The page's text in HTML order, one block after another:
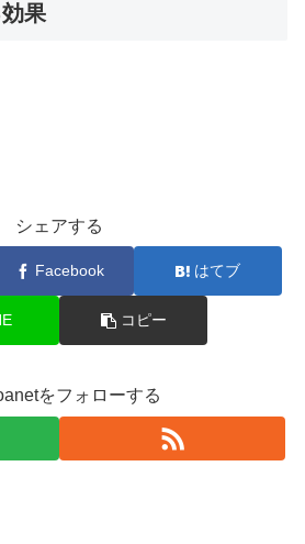
果
シェアする
Facebook はてブ
コピー
をフォローする